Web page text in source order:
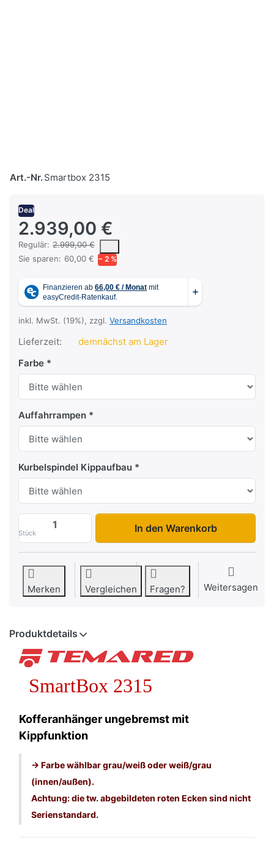
Art.-Nr.Smartbox 2315
Deal
2.939,00 €
Regulär: 2.999,00 €
Es handelt sich um den mittleren Verkaufspreis, den Kunden für
Sie sparen: 60,00 € − 2 %
inkl. MwSt. (19%), zzgl. Versandkosten
Lieferzeit:
demnächst am Lager
Farbe
Auffahrrampen
Kurbelspindel Kippaufbau
Stück
SmartBox 2315 zu 2.939,00 €, Menge 1.
In den Warenkorb
Merken Vergleichen Fragen? Weitersagen
Produktdetails
SmartBox 2315
Kofferanhänger ungebremst mit
Kippfunktion
-> Farbe wählbar grau/weiß oder weiß/grau
(innen/außen).
Achtung: die tw. abgebildeten roten Ecken sind nicht
Serienstandard.